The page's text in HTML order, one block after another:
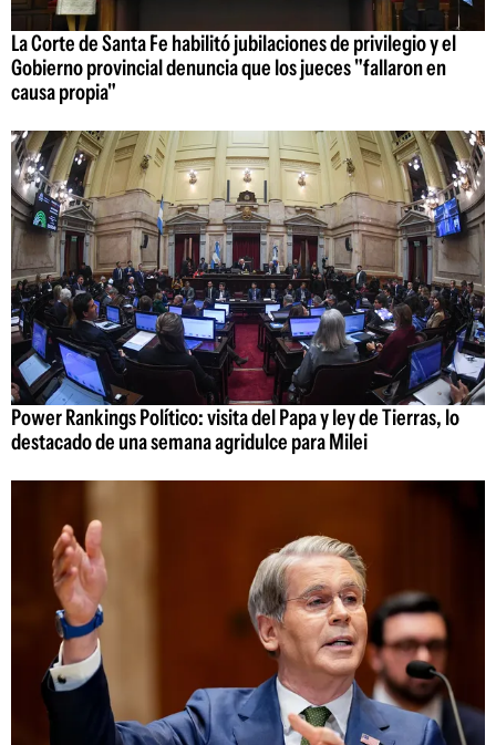
La Corte de Santa Fe habilitó jubilaciones de privilegio y el
Gobierno provincial denuncia que los jueces "fallaron en
causa propia"
Power Rankings Político: visita del Papa y ley de Tierras, lo
destacado de una semana agridulce para Milei